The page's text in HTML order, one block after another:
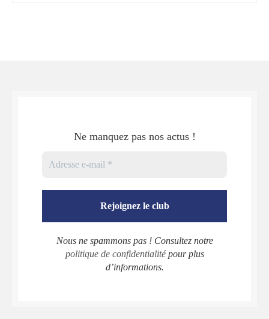
Ne manquez pas nos actus !
Nous ne spammons pas ! Consultez notre
politique de confidentialitépour plus
d’informations.